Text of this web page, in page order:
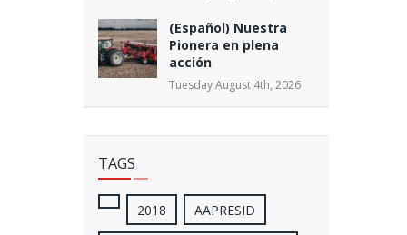
(Español) Nuestra
Pionera en plena
acción
Tuesday August 4th, 2026
TAGS
2018 AAPRESID